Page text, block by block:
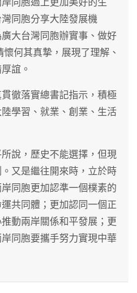
同胞分享大陸發展機
大台灣同胞辦實事、做好
何其真摯，展現了理解、
誼。
徹落實總書記指示，積極
學習、就業、創業、生活
說，歷史不能選擇，但現
又是繼往開來時，立於時
同胞更加認準一個樸素的
共同體；更加認同一個正
動兩岸關係和平發展；更
同胞要攜手努力實現中華